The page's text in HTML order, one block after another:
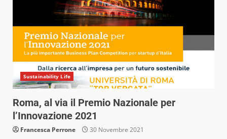
Sustainability Life
Roma, al via il Premio Nazionale per
l’Innovazione 2021
Francesca Perrone 30 Novembre 2021